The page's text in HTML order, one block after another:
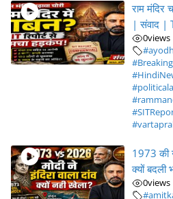
राम मंदिर
| संवाद |
0views
1973 की
क्यों बदली
0views